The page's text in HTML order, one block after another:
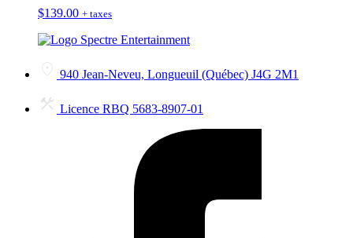
$139.00 + taxes
940 Jean-Neveu, Longueuil (Québec) J4G 2M1
Licence RBQ 5683-8907-01